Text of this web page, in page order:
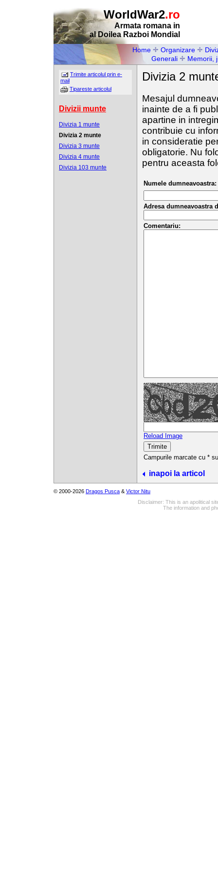
WorldWar2.ro
Armata romana in
al Doilea Razboi Mondial
Home Organizare
Generali
Memorii,
Trimite articolul prin e-
mail
Tipareste articolul
Divizii munte
Divizia 1 munte
Divizia 2 munte
Divizia 3 munte
Divizia 4 munte
Divizia 103 munte
Divizia 2
Mesajul
inainte de a fi
apartine in
contribuie cu
in consideratie
obligatorie. Nu
pentru aceasta
Numele dumneavoastra:
Adresa dumneavoastra
Comentariu:
Reload Image
Campurile marcate cu *
inapoi la articol
© 2000-2026 Dragos Pusca & Victor Nitu
Disclaimer: This is an apolitical
The information and